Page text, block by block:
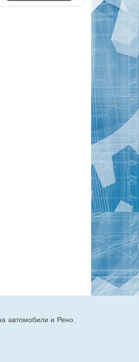
автомобили и Рено.